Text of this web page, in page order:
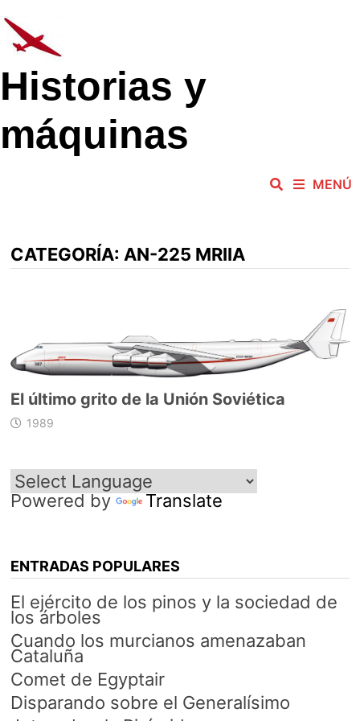
al
contenido
Historias y
máquinas
MENÚ
CATEGORÍA: AN-225 MRIIA
El último grito de la Unión Soviética
1989
Powered by Translate
ENTRADAS POPULARES
El ejército de los pinos y la sociedad de
los árboles
Cuando los murcianos amenazaban
Cataluña
Comet de Egyptair
Disparando sobre el Generalísimo